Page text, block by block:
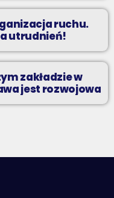
ruchu.
utrudnień!
zakładzie w
jest rozwojowa